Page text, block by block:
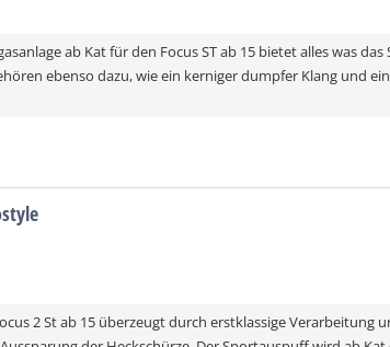
ab Kat für den Focus ST ab 15 bietet alles was das
ebenso dazu, wie ein kerniger dumpfer Klang und
2 St ab 15 überzeugt durch erstklassige Verarbeitung